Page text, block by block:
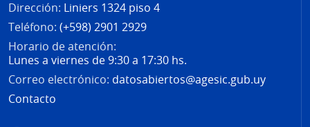
Dirección: Liniers 1324 piso 4
Teléfono: (+598) 2901 2929
Horario de atención:
Lunes a viernes de 9:30 a 17:30 hs.
Correo electrónico: datosabiertos@agesic.gub.uy
Contacto